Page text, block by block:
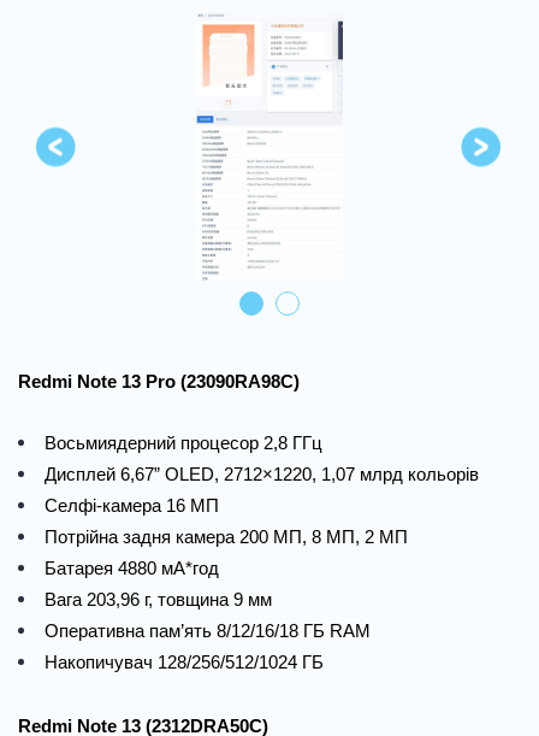
Redmi Note 13 Pro (23090RA98C)
Восьмиядерний процесор 2,8 ГГц
Дисплей 6,67” OLED, 2712×1220, 1,07 млрд кольорів
Селфі-камера 16 МП
Потрійна задня камера 200 МП, 8 МП, 2 МП
Батарея 4880 мА*год
Вага 203,96 г, товщина 9 мм
Оперативна пам’ять 8/12/16/18 ГБ RAM
Накопичувач 128/256/512/1024 ГБ
Redmi Note 13 (2312DRA50C)